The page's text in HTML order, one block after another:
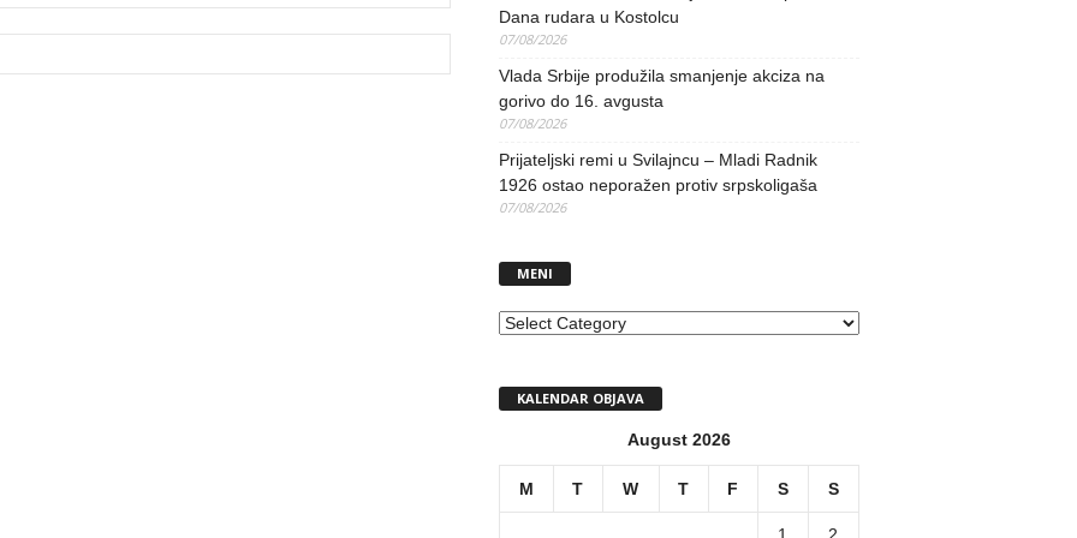
Dana rudara u Kostolcu
07/08/2026
Vlada Srbije produžila smanjenje akciza na
gorivo do 16. avgusta
07/08/2026
Prijateljski remi u Svilajncu – Mladi Radnik
1926 ostao neporažen protiv srpskoligaša
07/08/2026
MENI
MENI
KALENDAR OBJAVA
August 2026
M T W T F S S
1 2